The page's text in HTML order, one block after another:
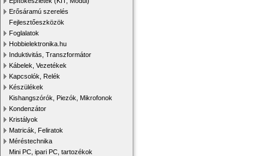
Erősáramú szerelés
Fejlesztőeszközök
Foglalatok
Hobbielektronika.hu
Induktivitás, Transzformátor
Kábelek, Vezetékek
Kapcsolók, Relék
Készülékek
Kishangszórók, Piezók, Mikrofonok
Kondenzátor
Kristályok
Matricák, Feliratok
Méréstechnika
Mini PC, ipari PC, tartozékok